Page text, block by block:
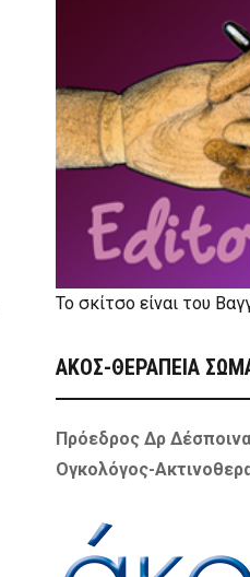
Το σκίτσο είναι του
ΑΚΟΣ-ΘΕΡΑΠΕΙΑ
Πρόεδρος Δρ
Ογκολόγος-